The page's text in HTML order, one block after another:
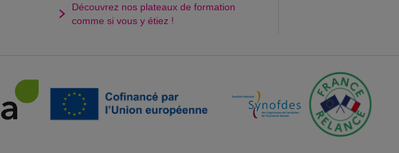
Découvrez nos plateaux de formation
comme si vous y étiez !